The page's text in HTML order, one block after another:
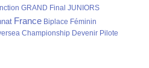
GRAND Final JUNIORS
France Biplace Féminin
Championship Devenir Pilote